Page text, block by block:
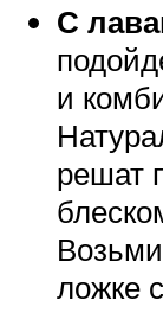
С
и
решат
ложке